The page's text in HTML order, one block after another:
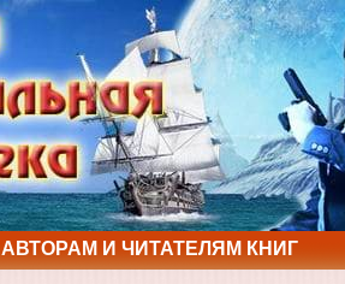
АВТОРАМ И ЧИТАТЕЛЯМ КНИГ